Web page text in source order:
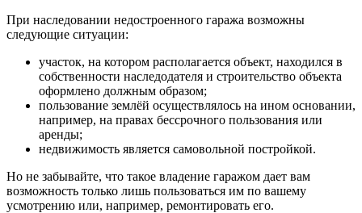
При наследовании недостроенного гаража возможны
следующие ситуации:
участок, на котором располагается объект, находился в
собственности наследодателя и строительство объекта
оформлено должным образом;
пользование землёй осуществлялось на ином основании,
например, на правах бессрочного пользования или
аренды;
недвижимость является самовольной постройкой.
Но не забывайте, что такое владение гаражом дает вам
возможность только лишь пользоваться им по вашему
усмотрению или, например, ремонтировать его.